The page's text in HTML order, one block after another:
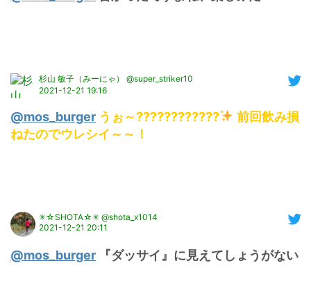
杉山 敏子（みーにゃ） @super_striker10
2021-12-21 19:16
@mos_burger うぉ～????????????
前回飲み損
ねたのでウレシイ～～！
✳︎☆SHOTA☆✳︎ @shota_x1014
2021-12-21 20:11
@mos_burger 『ダッサイ』に見えてしょうがない